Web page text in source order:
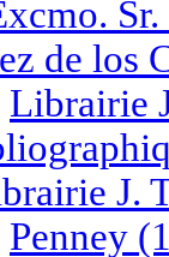
de los
Librairie
J.
Penney